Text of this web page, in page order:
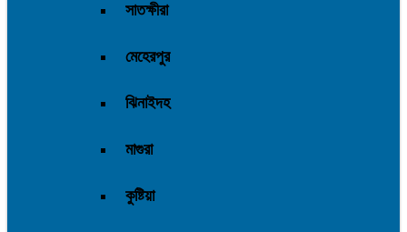
সাতক্ষীরা
মেহেরপুর
ঝিনাইদহ
মাগুরা
কুষ্টিয়া